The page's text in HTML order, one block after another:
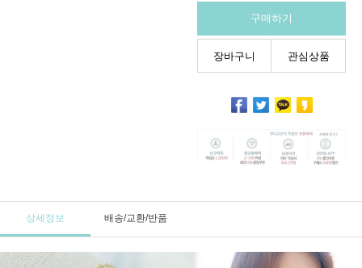
구매하기
장바구니 관심상품
상세정보 배송/교환/반품